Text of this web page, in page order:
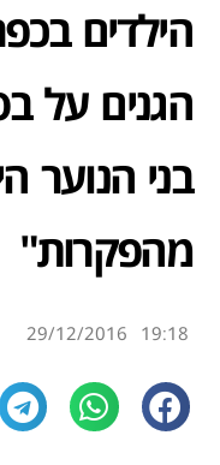
הילדים
הגנים על
בני הנוער
מהפקרות"
19:18
29/12/2016